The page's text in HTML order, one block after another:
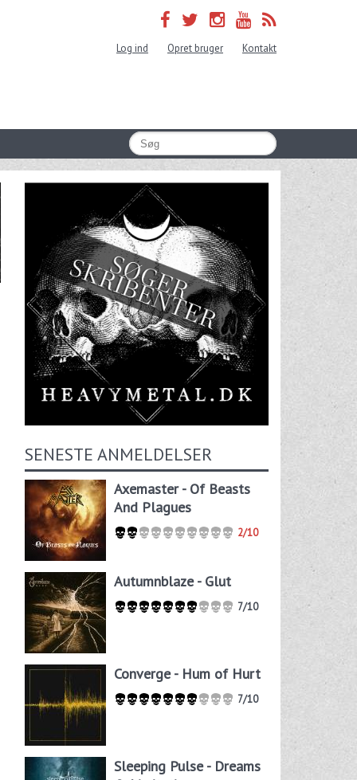
Log ind Opret bruger Kontakt
SENESTE ANMELDELSER
Axemaster - Of Beasts
And Plagues
2/10
Autumnblaze - Glut
7/10
Converge - Hum of Hurt
7/10
Sleeping Pulse - Dreams